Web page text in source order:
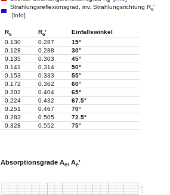
Strahlungsreflexionsgrad, inv. Strahlungsrichtung Re'
[info]
Re Re'
Einfallswinkel
0.130
0.287
15°
0.128
0.288
30°
0.135
0.303
45°
0.141
0.314
50°
0.153
0.333
55°
0.172
0.362
60°
0.202
0.404
65°
0.224
0.432
67.5°
0.251
0.467
70°
0.283
0.505
72.5°
0.328
0.552 75°
Absorptionsgrade Ae, Ae'